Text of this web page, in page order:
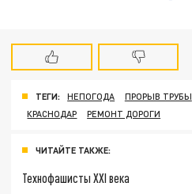
ТЕГИ: НЕПОГОДА ПРОРЫВ ТРУБЫ
КРАСНОДАР
РЕМОНТ ДОРОГИ
ЧИТАЙТЕ ТАКЖЕ:
Технофашисты XXI века